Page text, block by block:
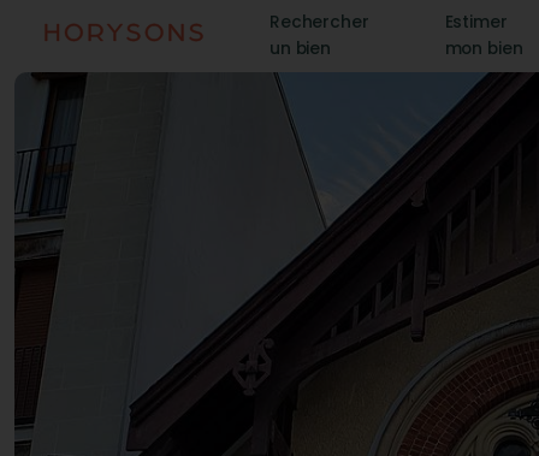
Rechercher
un bien
Estimer
mon bien